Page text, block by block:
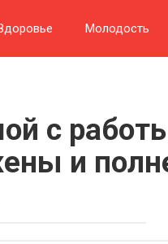
Молодость
с
и